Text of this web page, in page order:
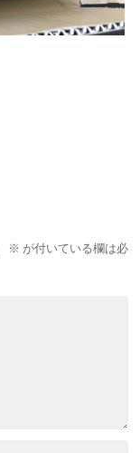
※ が付いている欄は必